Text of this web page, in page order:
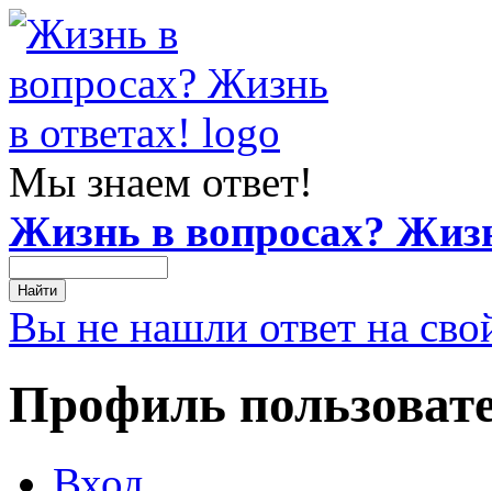
Мы знаем ответ!
Жизнь в вопросах?
Вы не нашли ответ на
Профиль